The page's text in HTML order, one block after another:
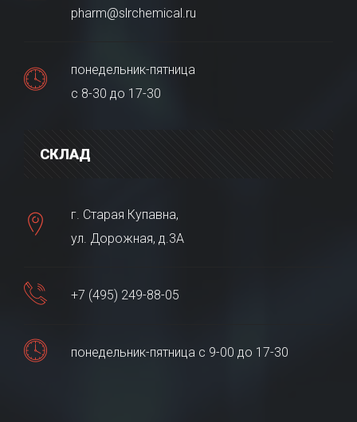
pharm@slrchemical.ru
понедельник-пятница
с 8-30 до 17-30
СКЛАД
г. Старая Купавна,
ул. Дорожная, д.3А
+7 (495) 249-88-05
понедельник-пятница с 9-00 до 17-30